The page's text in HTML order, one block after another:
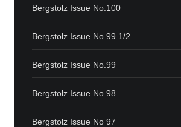
Bergstolz Issue No.100
Bergstolz Issue No.99 1/2
Bergstolz Issue No.99
Bergstolz Issue No.98
Bergstolz Issue No 97